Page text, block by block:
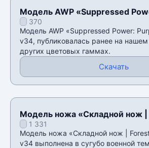
Модель AWP «Suppressed
для CSS v34
370
Модель AWP «Suppressed Power:
v34, публиковалась ранее на нашем
других цветовых гаммах.
Скачать
Модель ножа «Складной нож |
для CSS v34
1 331
Модель ножа «Складной нож |
v34 выполнена в сугубо военной